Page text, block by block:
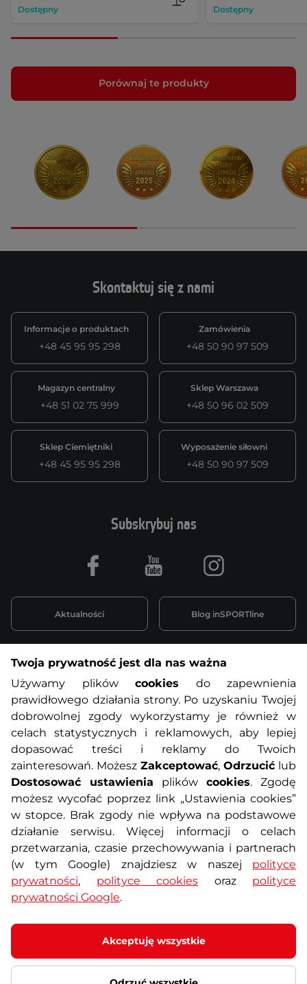
Dostępny Dostępny
Porównaj te produkty
Skontaktuj się z nami
Informacje o produktach
+48 45 95 95 298
Zamówienia
+48 50 90 97 509
Magazyn centralny
+48 51 02 75 999
Sklep Warszawa
+48 50 96 02 509
Sklep Ciemiętniki
+48 45 95 95 298
Wyposażenie siłowni
+48 50 90 97 509
Informacje o zakupach
O nas Regulamin sklepu
Polityka prywatności Koszty przesyłek
Metody płatności Program lojalnościowy
Usługi dodatkowe Reklamacje i serwis
Formularz kontaktowy Wyposażenie siłowni
Subskrybuj nas
Aktualności Blog inSPORTline
Facebook Youtube Instagram
Twoja prywatność jest dla nas ważna
Używamy plików cookies do zapewnienia
prawidłowego działania strony. Po uzyskaniu Twojej
dobrowolnej zgody wykorzystamy je również w
celach statystycznych i reklamowych, aby lepiej
dopasować treści i reklamy do Twoich
zainteresowań. Możesz Zakceptować, Odrzucić lub
Dostosować ustawienia plików cookies. Zgodę
możesz wycofać poprzez link „Ustawienia cookies”
w stopce. Brak zgody nie wpływa na podstawowe
działanie serwisu. Więcej informacji o celach
przetwarzania, czasie przechowywania i partnerach
(w tym Google) znajdziesz w naszej polityce
prywatności, polityce cookies oraz polityce
prywatności Google.
Akceptuję wszystkie